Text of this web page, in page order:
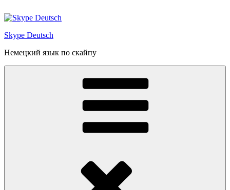
к
Skype Deutsch
Немецкий язык по скайпу